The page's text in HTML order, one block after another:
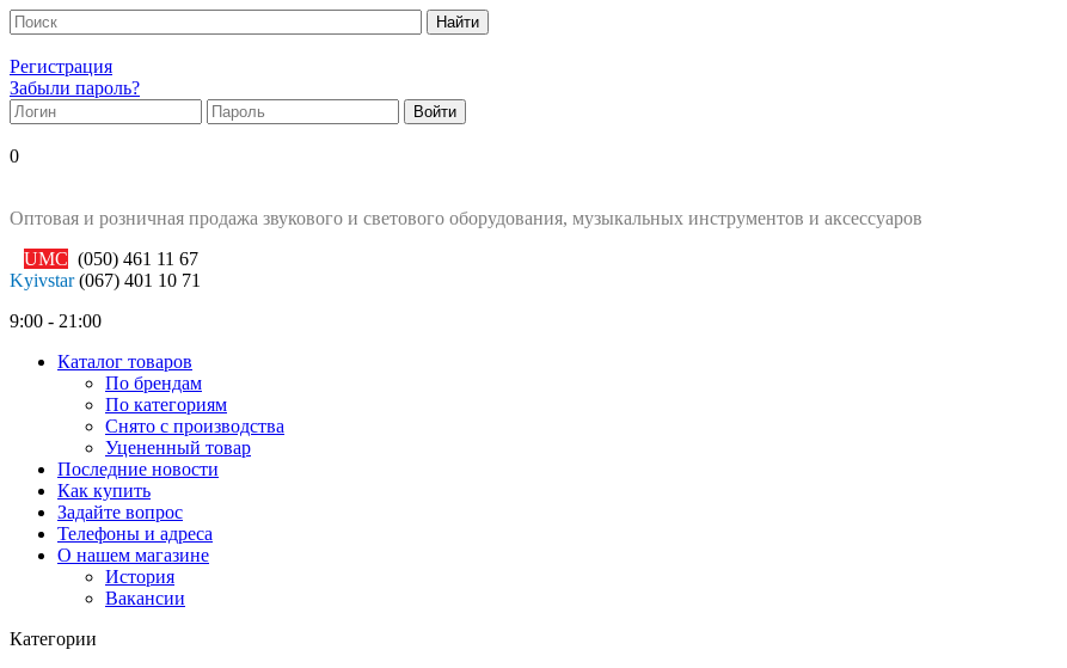
Регистрация
Забыли пароль?
0
Оптовая и розничная продажа звукового и светового оборудования, музыкальных инструментов и аксессуаров
UMC (050) 461 11 67
Kyivstar (067) 401 10 71
9:00 - 21:00
Каталог товаров
По брендам
По категориям
Снято с производства
Уцененный товар
Последние новости
Как купить
Задайте вопрос
Телефоны и адреса
О нашем магазине
История
Вакансии
Категории